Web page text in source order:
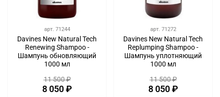
арт. 71244
Davines New Natural Tech
Renewing Shampoo -
Шампунь обновляющий
1000 мл
11 500 ₽
8 050 ₽
арт. 71272
Davines New Natural Tech
Replumping Shampoo -
Шампунь уплотняющий
1000 мл
11 500 ₽
8 050 ₽